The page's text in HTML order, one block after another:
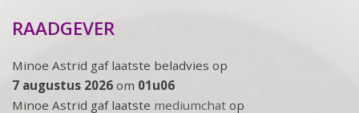
RAADGEVER
Minoe Astrid gaf laatste beladvies op
7 augustus 2026 om 01u06
Minoe Astrid gaf laatste mediumchat op